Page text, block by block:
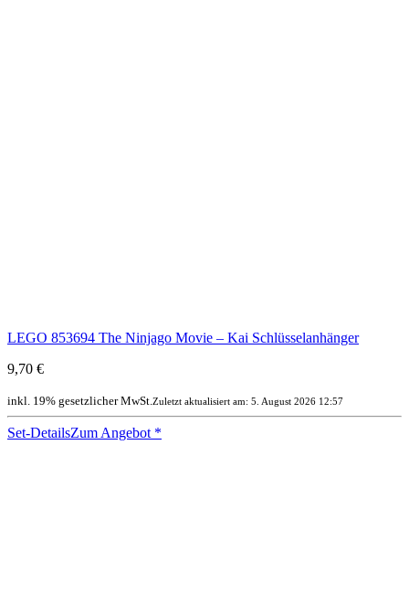
LEGO 853694 The Ninjago Movie – Kai Schlüsselanhänger
9,70 €
inkl. 19% gesetzlicher MwSt.Zuletzt aktualisiert am: 5. August 2026 12:57
Set-DetailsZum Angebot *